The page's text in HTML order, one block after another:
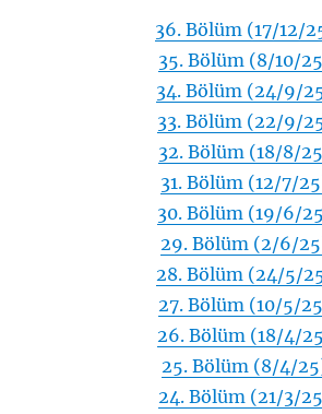
36. Bölüm (17/12/
35. Bölüm (8/10/
34. Bölüm (24/9/
33. Bölüm (22/9/
32. Bölüm (18/8/
31. Bölüm (12/7/
30. Bölüm (19/6/
29. Bölüm (2/6/
28. Bölüm (24/5/
27. Bölüm (10/5/
26. Bölüm (18/4/
25. Bölüm (8/4/
24. Bölüm (21/3/